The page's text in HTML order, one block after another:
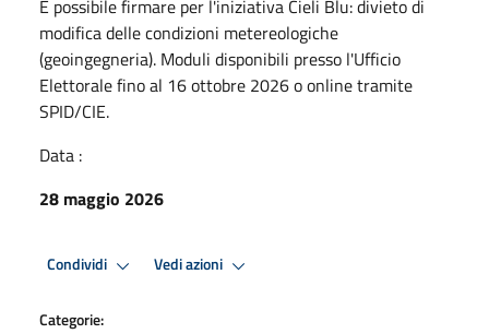
È possibile firmare per l'iniziativa Cieli Blu: divieto di
modifica delle condizioni metereologiche
(geoingegneria). Moduli disponibili presso l'Ufficio
Elettorale fino al 16 ottobre 2026 o online tramite
SPID/CIE.
Data :
28 maggio 2026
Condividi Vedi azioni
Categorie: